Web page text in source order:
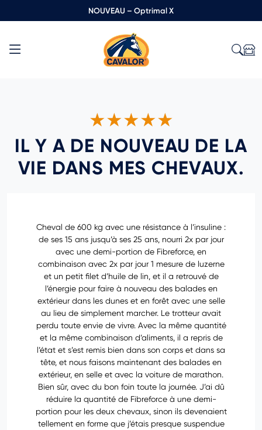
NOUVEAU – Optrimal X
★★★★★
IL Y A DE NOUVEAU DE LA
VIE DANS MES CHEVAUX.
Cheval de 600 kg avec une résistance à l’insuline :
de ses 15 ans jusqu’à ses 25 ans, nourri 2x par jour
avec une demi-portion de Fibreforce, en
combinaison avec 2x par jour 1 mesure de luzerne
et un petit filet d’huile de lin, et il a retrouvé de
l’énergie pour faire à nouveau des balades en
extérieur dans les dunes et en forêt avec une selle
au lieu de simplement marcher. Le trotteur avait
perdu toute envie de vivre. Avec la même quantité
et la même combinaison d’aliments, il a repris de
l’état et s’est remis bien dans son corps et dans sa
tête, et nous faisons maintenant des balades en
extérieur, en selle et avec la voiture de marathon.
Bien sûr, avec du bon foin toute la journée. J’ai dû
réduire la quantité de Fibreforce à une demi-
portion pour les deux chevaux, sinon ils devenaient
tellement en forme que j’étais presque suspendue